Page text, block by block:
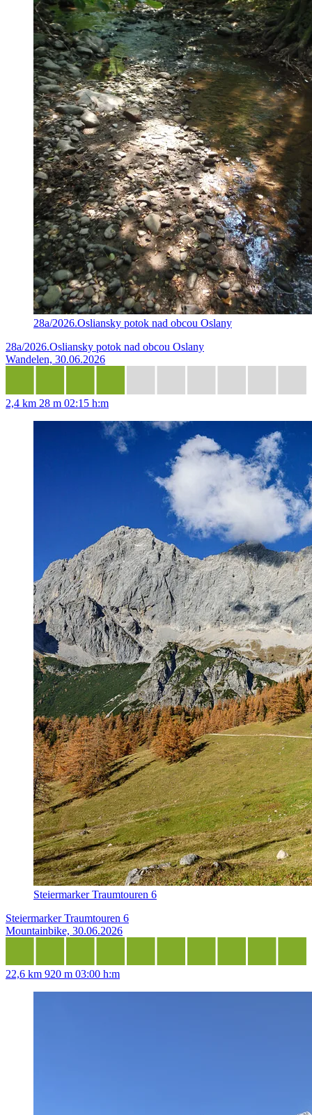
28a/2026.Osliansky potok nad obcou Oslany
28a/2026.Osliansky potok nad obcou Oslany
Wandelen, 30.06.2026
2,4 km 28 m 02:15 h:m
Steiermarker Traumtouren 6
Steiermarker Traumtouren 6
Mountainbike, 30.06.2026
22,6 km 920 m 03:00 h:m